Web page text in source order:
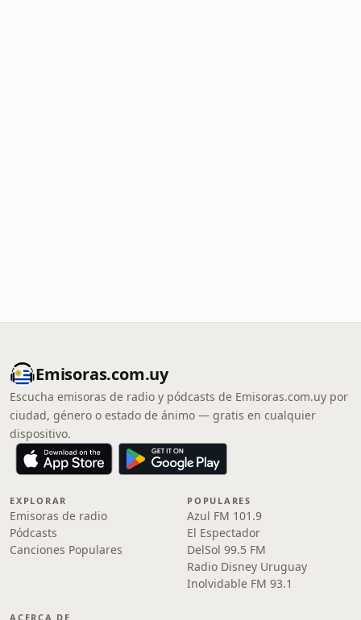
Emisoras.com.uy
Escucha emisoras de radio y pódcasts de Emisoras.com.uy por
ciudad, género o estado de ánimo — gratis en cualquier
dispositivo.
EXPLORAR
Emisoras de radio
Pódcasts
Canciones Populares
POPULARES
Azul FM 101.9
El Espectador
DelSol 99.5 FM
Radio Disney Uruguay
Inolvidable FM 93.1
ACERCA DE